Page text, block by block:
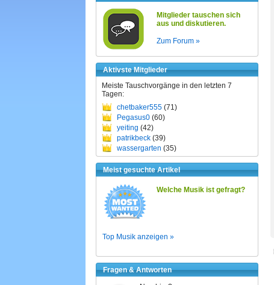
Mitglieder tauschen sich
aus und diskutieren.
Zum Forum »
Aktivste Mitglieder
Meiste Tauschvorgänge in den letzten 7
Tagen:
chetbaker555 (71)
Pegasus0 (60)
yeiting (42)
patrikbeck (39)
wassergarten (35)
Meist gesuchte Artikel
Welche Musik ist gefragt?
Top Musik anzeigen »
Fragen & Antworten